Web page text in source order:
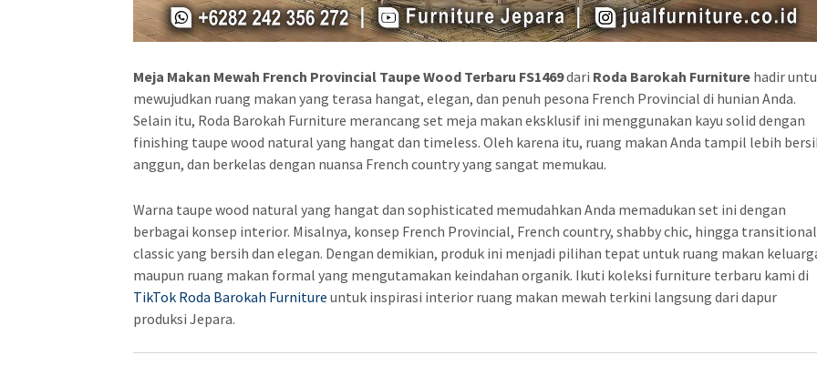
Meja Makan Mewah French Provincial Taupe Wood Terbaru FS1469dari Roda Barokah Furniture hadir
mewujudkan ruang makan yang terasa hangat, elegan, dan penuh pesona French Provincial di hunian Anda.
Selain itu, Roda Barokah Furniture merancang set meja makan eksklusif ini menggunakan kayu solid dengan
finishing taupe wood natural yang hangat dan timeless. Oleh karena itu, ruang makan Anda tampil lebih
anggun, dan berkelas dengan nuansa French country yang sangat memukau.
Warna taupe wood natural yang hangat dan sophisticated memudahkan Anda memadukan set ini dengan
berbagai konsep interior. Misalnya, konsep French Provincial, French country, shabby chic, hingga transitional
classic yang bersih dan elegan. Dengan demikian, produk ini menjadi pilihan tepat untuk ruang makan
maupun ruang makan formal yang mengutamakan keindahan organik. Ikuti koleksi furniture terbaru kami di
TikTok Roda Barokah Furniture untuk inspirasi interior ruang makan mewah terkini langsung dari dapur
produksi Jepara.